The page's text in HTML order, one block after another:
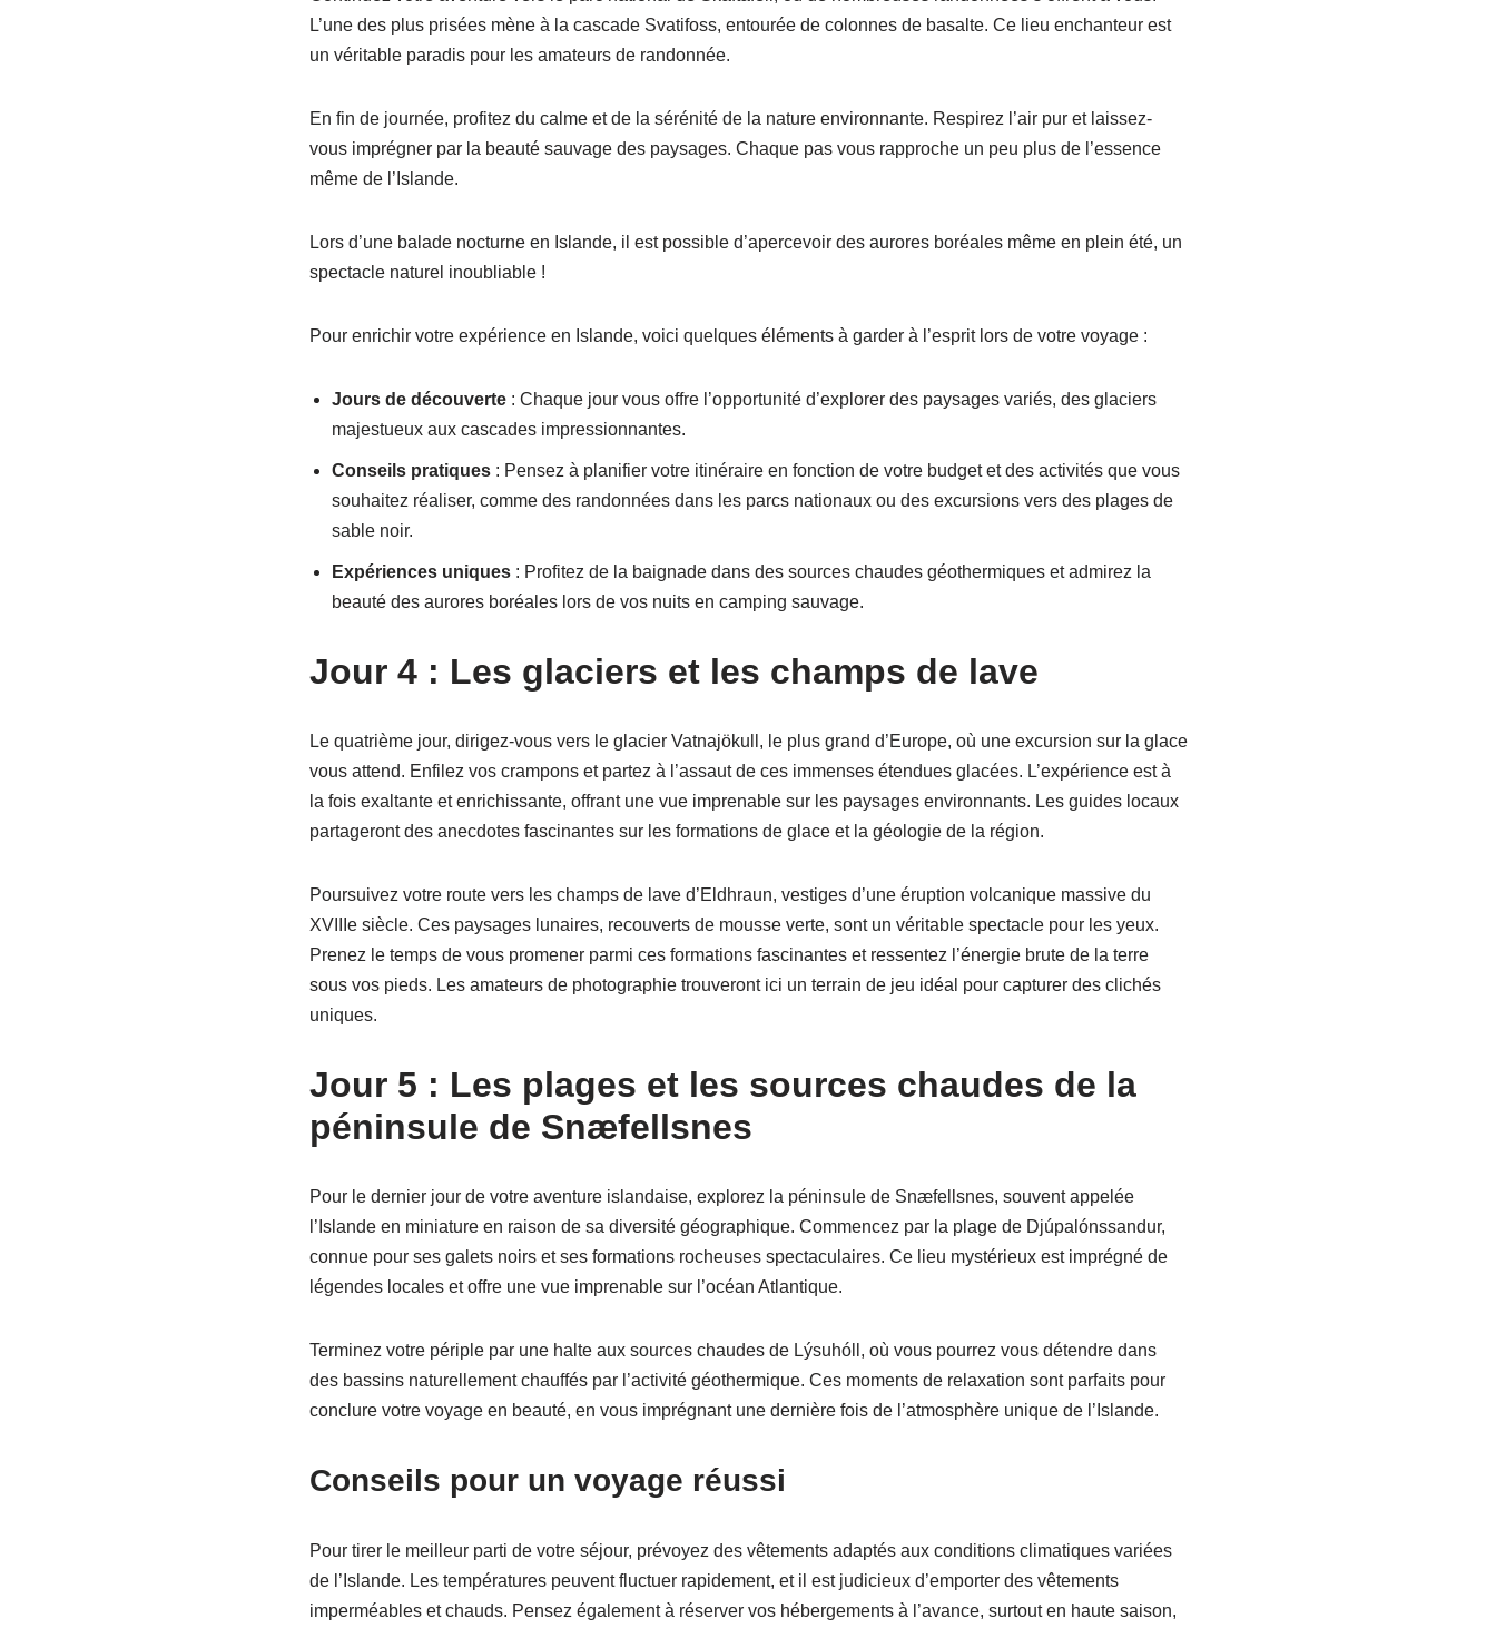
L’une des plus prisées mène à la cascade Svatifoss, entourée de colonnes de basalte. Ce lieu enchanteur est
un véritable paradis pour les amateurs de randonnée.
En fin de journée, profitez du calme et de la sérénité de la nature environnante. Respirez l’air pur et laissez-
vous imprégner par la beauté sauvage des paysages. Chaque pas vous rapproche un peu plus de l’essence
même de l’Islande.
Lors d’une balade nocturne en Islande, il est possible d’apercevoir des aurores boréales même en plein été, un
spectacle naturel inoubliable !
Pour enrichir votre expérience en Islande, voici quelques éléments à garder à l’esprit lors de votre voyage :
Jours de découverte: Chaque jour vous offre l’opportunité d’explorer des paysages variés, des glaciers
majestueux aux cascades impressionnantes.
Conseils pratiques: Pensez à planifier votre itinéraire en fonction de votre budget et des activités que vous
souhaitez réaliser, comme des randonnées dans les parcs nationaux ou des excursions vers des plages de
sable noir.
Expériences uniques: Profitez de la baignade dans des sources chaudes géothermiques et admirez la
beauté des aurores boréales lors de vos nuits en camping sauvage.
Jour 4 : Les glaciers et les champs de lave
Le quatrième jour, dirigez-vous vers le glacier Vatnajökull, le plus grand d’Europe, où une excursion sur la glace
vous attend. Enfilez vos crampons et partez à l’assaut de ces immenses étendues glacées. L’expérience est à
la fois exaltante et enrichissante, offrant une vue imprenable sur les paysages environnants. Les guides locaux
partageront des anecdotes fascinantes sur les formations de glace et la géologie de la région.
Poursuivez votre route vers les champs de lave d’Eldhraun, vestiges d’une éruption volcanique massive du
XVIIIe siècle. Ces paysages lunaires, recouverts de mousse verte, sont un véritable spectacle pour les yeux.
Prenez le temps de vous promener parmi ces formations fascinantes et ressentez l’énergie brute de la terre
sous vos pieds. Les amateurs de photographie trouveront ici un terrain de jeu idéal pour capturer des clichés
uniques.
Jour 5 : Les plages et les sources chaudes de la
péninsule de Snæfellsnes
Pour le dernier jour de votre aventure islandaise, explorez la péninsule de Snæfellsnes, souvent appelée
l’Islande en miniature en raison de sa diversité géographique. Commencez par la plage de Djúpalónssandur,
connue pour ses galets noirs et ses formations rocheuses spectaculaires. Ce lieu mystérieux est imprégné de
légendes locales et offre une vue imprenable sur l’océan Atlantique.
Terminez votre périple par une halte aux sources chaudes de Lýsuhóll, où vous pourrez vous détendre dans
des bassins naturellement chauffés par l’activité géothermique. Ces moments de relaxation sont parfaits pour
conclure votre voyage en beauté, en vous imprégnant une dernière fois de l’atmosphère unique de l’Islande.
Conseils pour un voyage réussi
Pour tirer le meilleur parti de votre séjour, prévoyez des vêtements adaptés aux conditions climatiques variées
de l’Islande. Les températures peuvent fluctuer rapidement, et il est judicieux d’emporter des vêtements
imperméables et chauds. Pensez également à réserver vos hébergements à l’avance, surtout en haute saison,